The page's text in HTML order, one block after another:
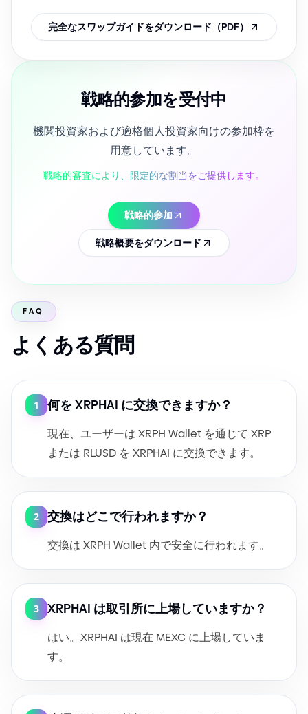
完全なスワップガイドをダウンロード（PDF）
戦略的参加を受付中
機関投資家および適格個人投資家向けの参加枠を
用意しています。
戦略的審査により、限定的な割当をご提供します。
戦略的参加
戦略概要をダウンロード
FAQ
よくある質問
1 何を XRPHAI に交換できますか？
現在、ユーザーは XRPH Wallet を通じて XRP
または RLUSD を XRPHAI に交換できます。
2 交換はどこで行われますか？
交換は XRPH Wallet 内で安全に行われます。
3 XRPHAI は取引所に上場していますか？
はい。XRPHAI は現在 MEXC に上場していま
す。